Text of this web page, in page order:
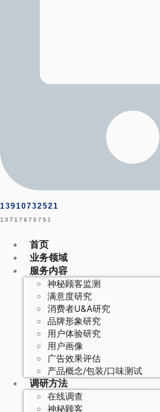
13910732521
13717670751
首页
业务领域
服务内容
神秘顾客监测
满意度研究
消费者U&A研究
品牌形象研究
用户体验研究
用户画像
广告效果评估
产品概念/包装/口味测试
调研方法
在线调查
神秘顾客